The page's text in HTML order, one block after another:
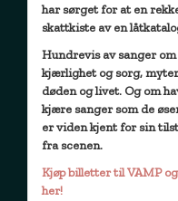
har sørget for at en
skattkiste av en
Hundrevis av sanger
kjærlighet og sorg,
døden og livet. Og om
kjære sanger som de
er viden kjent for sin
fra scenen.
Kjøp billetter til VAMP
her!